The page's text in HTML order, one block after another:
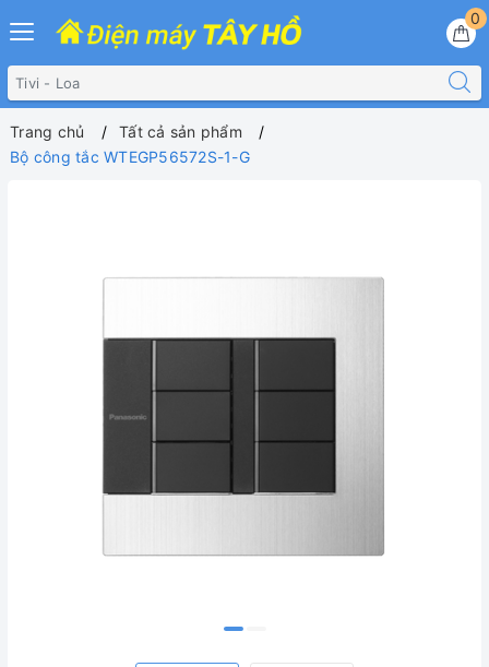
0
Trang chủ
Tất cả sản phẩm
Bộ công tắc WTEGP56572S-1-G